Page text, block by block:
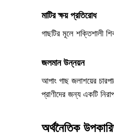
মাটির ক্ষয় প্রতিরোধ
গাছটির মূলে শক্তিশালী
জলমান উন্নয়ন
আপাং গাছ জলাশয়ের
প্রাণীদের জন্য একটি
অর্থনৈতিক